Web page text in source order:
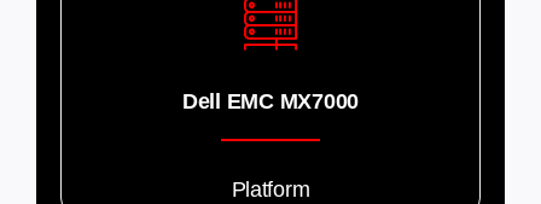
Dell EMC MX7000
Platform